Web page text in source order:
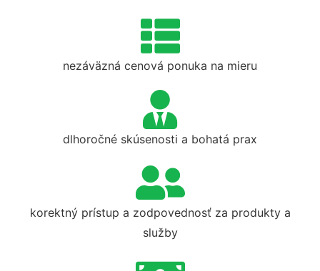
nezáväzná cenová ponuka na mieru
dlhoročné skúsenosti a bohatá prax
korektný prístup a zodpovednosť za produkty a
služby